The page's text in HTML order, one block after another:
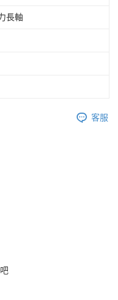
長軸
客服